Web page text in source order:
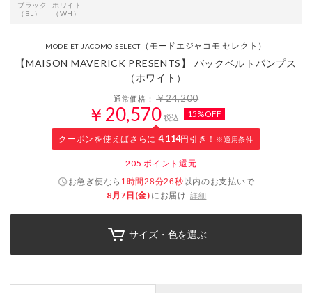
ブラック
（BL）
ホワイト
（WH）
MODE ET JACOMO SELECT （モードエジャコモ セレクト）
【MAISON MAVERICK PRESENTS】 バックベルトパンプス
（ホワイト）
通常価格：￥24,200
￥20,570 税込 15%OFF
クーポンを使えばさらに 4,114円引き！ ※適用条件
205 ポイント還元
お急ぎ便なら 1時間28分25秒以内のお支払いで
8月7日(金) にお届け 詳細
サイズ・色を選ぶ